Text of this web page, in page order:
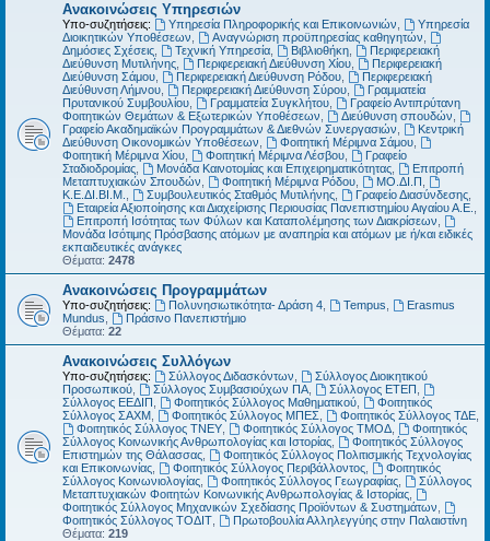
Ανακοινώσεις Υπηρεσιών
Υπο-συζητήσεις: Υπηρεσία Πληροφορικής και Επικοινωνιών
Υπηρεσία
Διοικητικών Υποθέσεων
Αναγνώριση προϋπηρεσίας καθηγητών
Δημόσιες Σχέσεις
Τεχνική Υπηρεσία, Βιβλιοθήκη,
Περιφερειακή
Διεύθυνση Μυτιλήνης
Περιφερειακή Διεύθυνση Χίου,
Περιφερειακή
Διεύθυνση Σάμου
Περιφερειακή Διεύθυνση Ρόδου,
Περιφερειακή
Διεύθυνση Λήμνου
Περιφερειακή Διεύθυνση Σύρου,
Γραμματεία
Πρυτανικού Συμβουλίου
Γραμματεία Συγκλήτου,
Γραφείο Αντιπρύτανη
Φοιτητικών Θεμάτων & Εξωτερικών Υποθέσεων
Διεύθυνση σπουδών
Γραφείο Ακαδημαϊκών Προγραμμάτων & Διεθνών Συνεργασιών
Κεντρική
Διεύθυνση Οικονομικών Υποθέσεων
Φοιτητική Μέριμνα Σάμου,
Φοιτητική Μέριμνα Χίου
Φοιτητική Μέριμνα Λέσβου,
Γραφείο
Σταδιοδρομίας
Μονάδα Καινοτομίας και Επιχειρηματικότητας,
Επιτροπή
Μεταπτυχιακών Σπουδών
Φοιτητική Μέριμνα Ρόδου, ΜΟ.ΔΙ.Π
Κ.Ε.ΔΙ.ΒΙ.Μ.
Συμβουλευτικός Σταθμός Μυτιλήνης, Γραφείο Διασύνδεσης,
Εταιρεία Αξιοποίησης και Διαχείρισης Περιουσίας Πανεπιστημίου Αιγαίου Α.Ε.
Επιτροπή Ισότητας των Φύλων και Καταπολέμησης των Διακρίσεων
Μονάδα Ισότιμης Πρόσβασης ατόμων με αναπηρία και ατόμων με ή/και ειδικές
εκπαιδευτικές ανάγκες
Θέματα: 2478
Ανακοινώσεις Προγραμμάτων
Υπο-συζητήσεις: Πολυνησιωτικότητα- Δράση 4, Tempus
Erasmus
Mundus
Πράσινο Πανεπιστήμιο
Θέματα: 22
Ανακοινώσεις Συλλόγων
Υπο-συζητήσεις: Σύλλογος Διδασκόντων
Σύλλογος Διοικητικού
Προσωπικού
Σύλλογος Συμβασιούχων ΠΑ, Σύλλογος ΕΤΕΠ
Σύλλογος ΕΕΔΙΠ
Φοιτητικός Σύλλογος Μαθηματικού,
Φοιτητικός
Σύλλογος ΣΑΧΜ
Φοιτητικός Σύλλογος ΜΠΕΣ Φοιτητικός Σύλλογος ΤΔΕ,
Φοιτητικός Σύλλογος ΤΝΕΥ, Φοιτητικός Σύλλογος ΤΜΟΔ,
Φοιτητικός
Σύλλογος Κοινωνικής Ανθρωπολογίας και Ιστορίας
Φοιτητικός Σύλλογος
Επιστημών της Θάλασσας
Φοιτητικός Σύλλογος Πολιτισμικής Τεχνολογίας
και Επικοινωνίας
Φοιτητικός Σύλλογος Περιβάλλοντος,
Φοιτητικός
Σύλλογος Κοινωνιολογίας
Φοιτητικός Σύλλογος Γεωγραφίας,
Σύλλογος
Μεταπτυχιακών Φοιτητών Κοινωνικής Ανθρωπολογίας & Ιστορίας
Φοιτητικός Σύλλογος Μηχανικών Σχεδίασης Προϊόντων & Συστημάτων
Φοιτητικός Σύλλογος ΤΟΔΙΤ
Πρωτοβουλία Αλληλεγγύης στην Παλαιστίνη
Θέματα: 219